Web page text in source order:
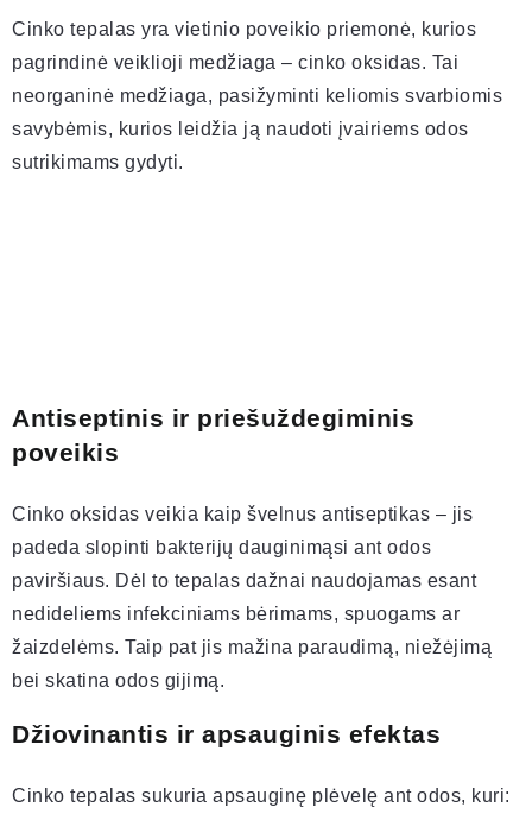
Cinko tepalas yra vietinio poveikio priemonė, kurios
pagrindinė veiklioji medžiaga – cinko oksidas. Tai
neorganinė medžiaga, pasižyminti keliomis svarbiomis
savybėmis, kurios leidžia ją naudoti įvairiems odos
sutrikimams gydyti.
Antiseptinis ir priešuždegiminis
poveikis
Cinko oksidas veikia kaip švelnus antiseptikas – jis
padeda slopinti bakterijų dauginimąsi ant odos
paviršiaus. Dėl to tepalas dažnai naudojamas esant
nedideliems infekciniams bėrimams, spuogams ar
žaizdelėms. Taip pat jis mažina paraudimą, niežėjimą
bei skatina odos gijimą.
Džiovinantis ir apsauginis efektas
Cinko tepalas sukuria apsauginę plėvelę ant odos, kuri: